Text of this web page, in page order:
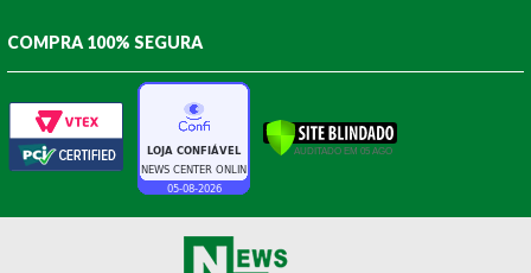
COMPRA 100% SEGURA